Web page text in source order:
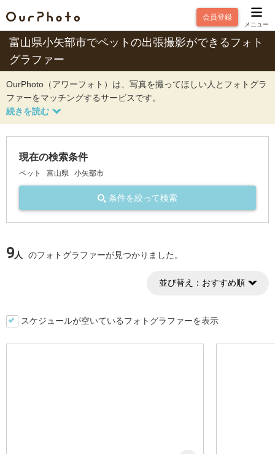
会員登録
メニュー
富山県小矢部市でペットの出張撮影ができるフォト
グラファー
OurPhoto（アワーフォト）は、写真を撮ってほしい人とフォトグラ
ファーをマッチングするサービスです。
現在の検索条件
ペット 富山県 小矢部市
条件を絞って検索
9人 のフォトグラファーが見つかりました。
並び替え： おすすめ順
スケジュールが空いているフォトグラファーを表示